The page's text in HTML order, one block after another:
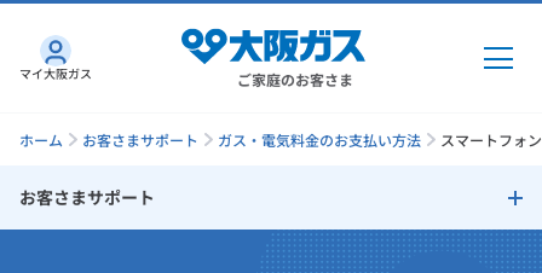
ご家庭のお客さま
マイ大阪ガス
ホーム お客さまサポート ガス・電気料金のお支払い方法 スマートフォ
お客さまサポート